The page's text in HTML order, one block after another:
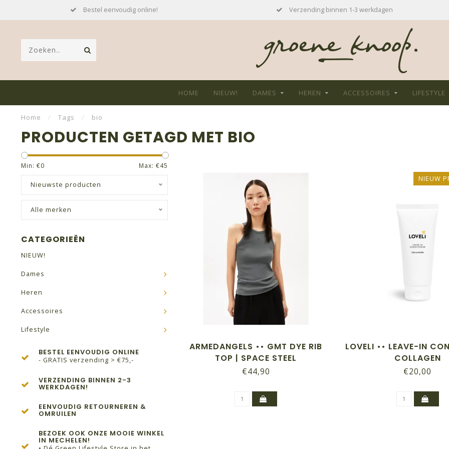
Bestel eenvoudig online! Verzending binnen 1-3 werkdagen
HOME NIEUW! DAMES HEREN ACCESSOIRES LIFESTYLE
Home / Tags / bio
PRODUCTEN GETAGD MET BIO
Min: €0 Max: €45
Nieuwste producten
Alle merken
CATEGORIEËN
NIEUW!
Dames
Heren
Accessoires
Lifestyle
BESTEL EENVOUDIG ONLINE
- GRATIS verzending > €75,-
VERZENDING BINNEN 2-3
WERKDAGEN!
EENVOUDIG RETOURNEREN &
OMRUILEN
BEZOEK OOK ONZE MOOIE WINKEL
IN MECHELEN!
ARMEDANGELS •• GMT DYE RIB
TOP | SPACE STEEL
€44,90
NIEUW
LOVELI •• LEAVE-IN
COLLAGEN
€20,00